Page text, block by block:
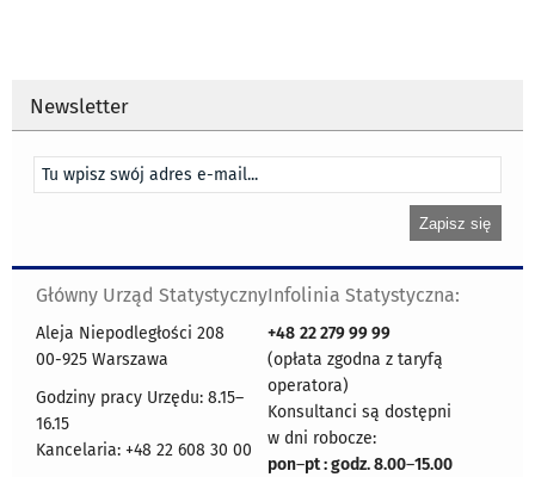
Newsletter
Główny Urząd Statystyczny
Aleja Niepodległości 208
00-925 Warszawa
Godziny pracy Urzędu: 8.15–
16.15
Kancelaria: +48 22 608 30 00
Infolinia Statystyczna:
+48 22 279 99 99
(opłata zgodna z taryfą
operatora)
Konsultanci są dostępni
w dni robocze:
pon–pt : godz. 8.00–15.00